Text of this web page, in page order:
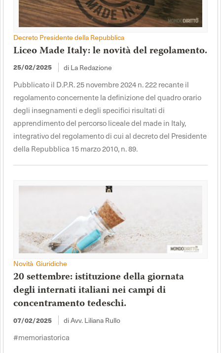
Decreto Presidente della Repubblica
Liceo Made Italy: le novità del regolamento.
25/02/2025 di La Redazione
Pubblicato il D.P.R. 25 novembre 2024 n. 222 recante il
regolamento concernente la definizione del quadro orario
degli insegnamenti e degli specifici risultati di
apprendimento del percorso liceale del made in Italy,
integrativo del regolamento di cui al decreto del Presidente
della Repubblica 15 marzo 2010, n. 89.
Novità Giuridiche
20 settembre: istituzione della giornata
degli internati italiani nei campi di
concentramento tedeschi.
07/02/2025 di Avv. Liliana Rullo
#memoriastorica